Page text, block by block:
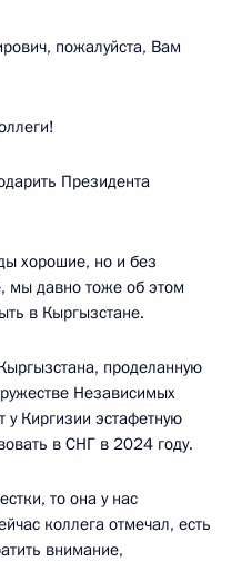
пожалуйста, Вам
Президента
хорошие, но и без
мы давно тоже об этом
в Кыргызстане.
проделанную
Независимых
у Киргизии эстафетную
в СНГ в 2024 году.
то она у нас
коллега отмечал, есть
внимание,